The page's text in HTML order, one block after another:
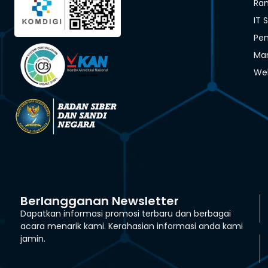
IT
Berlangganan Newsletter
Dapatkan informasi promosi terbaru dan berbagai
acara menarik kami. Kerahasian informasi anda kami
jamin.